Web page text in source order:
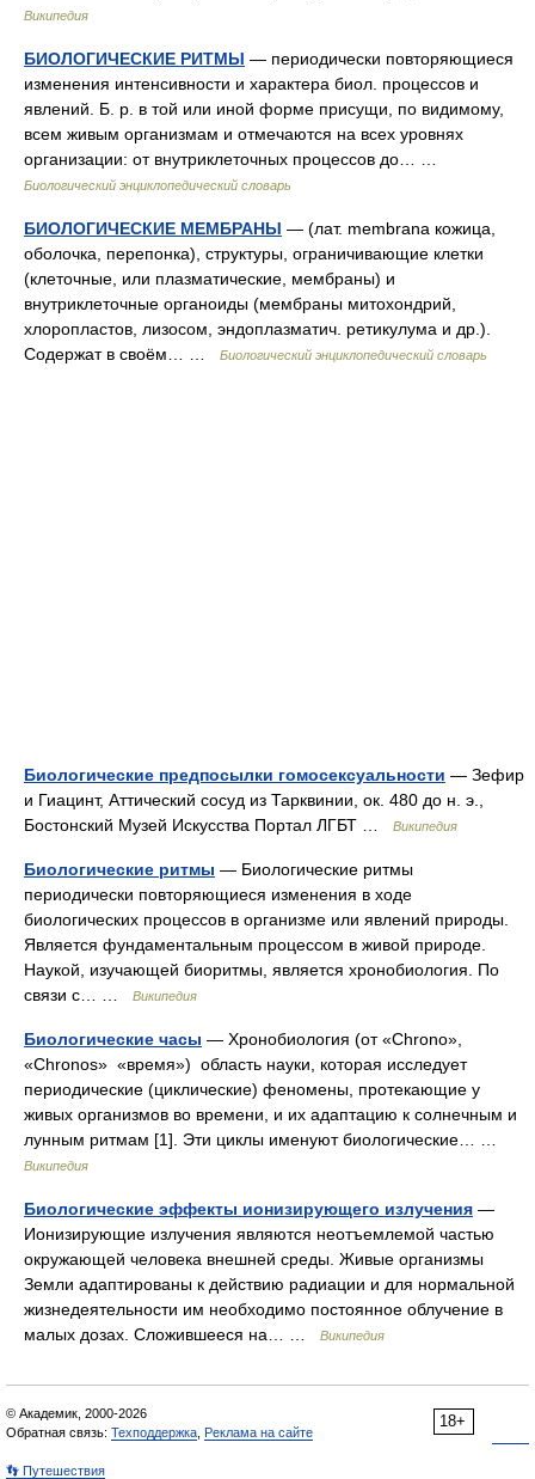
Википедия
БИОЛОГИЧЕСКИЕ РИТМЫ — периодически повторяющиеся
изменения интенсивности и характера биол. процессов и
явлений. Б. р. в той или иной форме присущи, по видимому,
всем живым организмам и отмечаются на всех уровнях
организации: от внутриклеточных процессов до… …
Биологический энциклопедический словарь
БИОЛОГИЧЕСКИЕ МЕМБРАНЫ — (лат. membrana кожица,
оболочка, перепонка), структуры, ограничивающие клетки
(клеточные, или плазматические, мембраны) и
внутриклеточные органоиды (мембраны митохондрий,
хлоропластов, лизосом, эндоплазматич. ретикулума и др.).
Содержат в своём… …
Биологический энциклопедический словарь
Биологические предпосылки гомосексуальности — Зефир
и Гиацинт, Аттический сосуд из Тарквинии, ок. 480 до н. э.,
Бостонский Музей Искусства Портал ЛГБТ …
Википедия
Биологические ритмы — Биологические ритмы
периодически повторяющиеся изменения в ходе
биологических процессов в организме или явлений природы.
Является фундаментальным процессом в живой природе.
Наукой, изучающей биоритмы, является хронобиология. По
связи с… …
Википедия
Биологические часы — Хронобиология (от «Chrono»,
«Chronos» «время») область науки, которая исследует
периодические (циклические) феномены, протекающие у
живых организмов во времени, и их адаптацию к солнечным и
лунным ритмам [1]. Эти циклы именуют биологические… …
Википедия
Биологические эффекты ионизирующего излучения —
Ионизирующие излучения являются неотъемлемой частью
окружающей человека внешней среды. Живые организмы
Земли адаптированы к действию радиации и для нормальной
жизнедеятельности им необходимо постоянное облучение в
малых дозах. Сложившееся на… …
Википедия
18+
© Академик, 2000-2026
Обратная связь: Техподдержка Реклама на сайте
👣 Путешествия